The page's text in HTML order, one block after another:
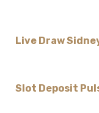
Live Draw
Slot Deposit